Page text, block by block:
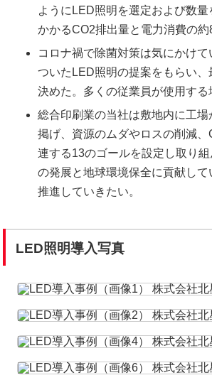
ようにLED照明を選定および数
かかるCO2排出量と電力消費の約
コロナ禍で除菌対策は気にかけ
ついたLED照明の提案をもらい
決めた。多くの従業員が使用する
総合印刷業の当社は敷地内に工
掲げ、資源のムダやロスの削減
連する13のゴールを設定し取り
の発展と地球環境保全に貢献し
推進していきたい。
LED照明導入写真